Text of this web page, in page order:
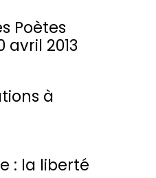
Poètes
avril 2013
à
: la liberté